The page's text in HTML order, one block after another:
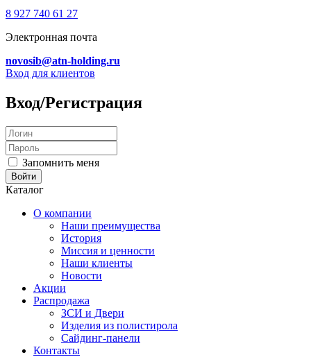
8 927 740 61 27
Электронная почта
novosib@atn-holding.ru
Вход для клиентов
Вход/Регистрация
Запомнить меня
Каталог
О компании
Наши преимущества
История
Миссия и ценности
Наши клиенты
Новости
Акции
Распродажа
ЗСИ и Двери
Изделия из полистирола
Сайдинг-панели
Контакты